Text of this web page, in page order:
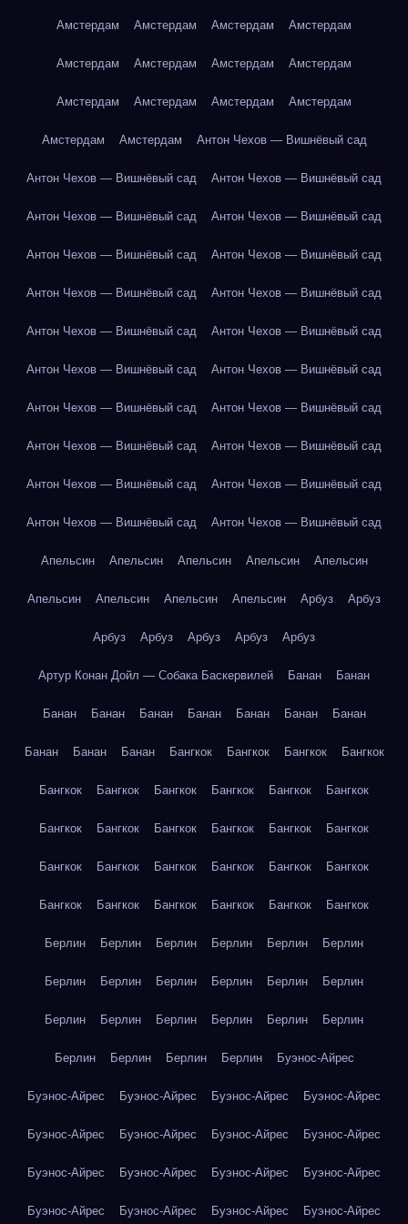
Амстердам Амстердам Амстердам Амстердам
Амстердам Амстердам Амстердам Амстердам
Амстердам Амстердам Амстердам Амстердам
Амстердам Амстердам Антон Чехов — Вишнёвый сад
Антон Чехов — Вишнёвый сад Антон Чехов — Вишнёвый сад
Антон Чехов — Вишнёвый сад Антон Чехов — Вишнёвый сад
Антон Чехов — Вишнёвый сад Антон Чехов — Вишнёвый сад
Антон Чехов — Вишнёвый сад Антон Чехов — Вишнёвый сад
Антон Чехов — Вишнёвый сад Антон Чехов — Вишнёвый сад
Антон Чехов — Вишнёвый сад Антон Чехов — Вишнёвый сад
Антон Чехов — Вишнёвый сад Антон Чехов — Вишнёвый сад
Антон Чехов — Вишнёвый сад Антон Чехов — Вишнёвый сад
Антон Чехов — Вишнёвый сад Антон Чехов — Вишнёвый сад
Антон Чехов — Вишнёвый сад Антон Чехов — Вишнёвый сад
Апельсин Апельсин Апельсин Апельсин Апельсин
Апельсин Апельсин Апельсин Апельсин Арбуз Арбуз
Арбуз Арбуз Арбуз Арбуз Арбуз
Артур Конан Дойл — Собака Баскервилей Банан Банан
Банан Банан Банан Банан Банан Банан Банан
Банан Банан Банан Бангкок Бангкок Бангкок Бангкок
Бангкок Бангкок Бангкок Бангкок Бангкок Бангкок
Бангкок Бангкок Бангкок Бангкок Бангкок Бангкок
Бангкок Бангкок Бангкок Бангкок Бангкок Бангкок
Бангкок Бангкок Бангкок Бангкок Бангкок Бангкок
Берлин Берлин Берлин Берлин Берлин Берлин
Берлин Берлин Берлин Берлин Берлин Берлин
Берлин Берлин Берлин Берлин Берлин Берлин
Берлин Берлин Берлин Берлин Буэнос-Айрес
Буэнос-Айрес Буэнос-Айрес Буэнос-Айрес Буэнос-Айрес
Буэнос-Айрес Буэнос-Айрес Буэнос-Айрес Буэнос-Айрес
Буэнос-Айрес Буэнос-Айрес Буэнос-Айрес Буэнос-Айрес
Буэнос-Айрес Буэнос-Айрес Буэнос-Айрес Буэнос-Айрес